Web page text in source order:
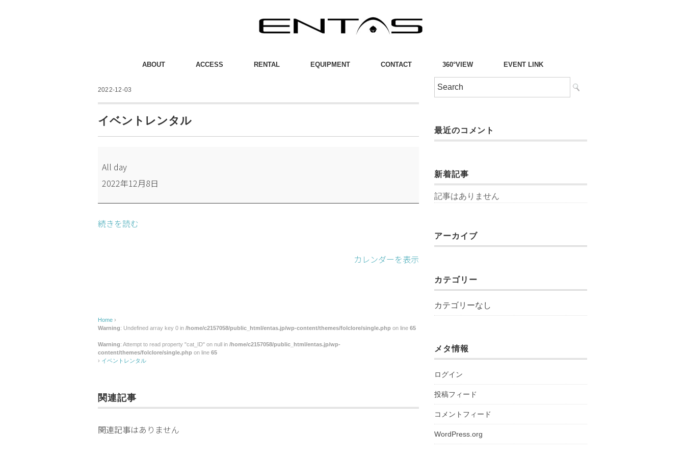
ABOUT ACCESS RENTAL EQUIPMENT CONTACT 360°VIEW EVENT LINK
2022-12-03
イベントレンタル
ベ
ン
ン
All day
2022年12月8日
続きを読む
カレンダーを表示
Home ›
Warning: Undefined array key 0 in /home/c2157058/public_html/entas.jp/wp-content/themes/folclore/single.php on line 65
Warning: Attempt to read property "cat_ID" on null in /home/c2157058/public_html/entas.jp/wp-
content/themes/folclore/single.php on line 65
› イベントレンタル
関連記事
関連記事はありません
最近のコメント
新着記事
記事はありません
アーカイブ
カテゴリー
カテゴリーなし
メタ情報
ログイン
投稿フィード
コメントフィード
WordPress.org